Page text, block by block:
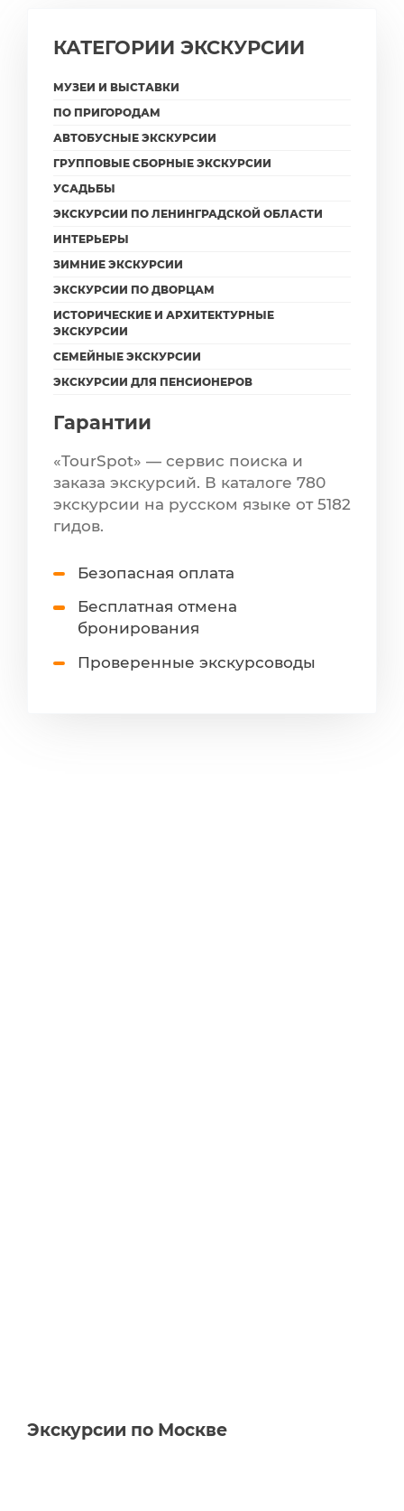
КАТЕГОРИИ ЭКСКУРСИИ
МУЗЕИ И ВЫСТАВКИ
ПО ПРИГОРОДАМ
АВТОБУСНЫЕ ЭКСКУРСИИ
ГРУППОВЫЕ СБОРНЫЕ ЭКСКУРСИИ
УСАДЬБЫ
ЭКСКУРСИИ ПО ЛЕНИНГРАДСКОЙ ОБЛАСТИ
ИНТЕРЬЕРЫ
ЗИМНИЕ ЭКСКУРСИИ
ЭКСКУРСИИ ПО ДВОРЦАМ
ИСТОРИЧЕСКИЕ И АРХИТЕКТУРНЫЕ
ЭКСКУРСИИ
СЕМЕЙНЫЕ ЭКСКУРСИИ
ЭКСКУРСИИ ДЛЯ ПЕНСИОНЕРОВ
Гарантии
«TourSpot» — сервис поиска и
заказа экскурсий. В каталоге 780
экскурсии на русском языке от 5182
гидов.
Безопасная оплата
Бесплатная отмена
бронирования
Проверенные экскурсоводы
Экскурсии по Москве